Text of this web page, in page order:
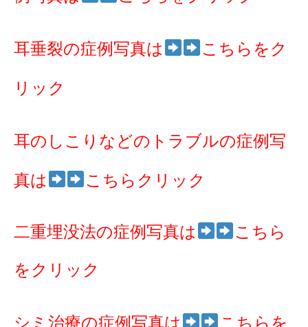
耳垂裂の症例写真は こちらをク
リック
耳のしこりなどのトラブルの症例写
真は こちらクリック
二重埋没法の症例写真は こちら
をクリック
シミ治療の症例写真は こちらを